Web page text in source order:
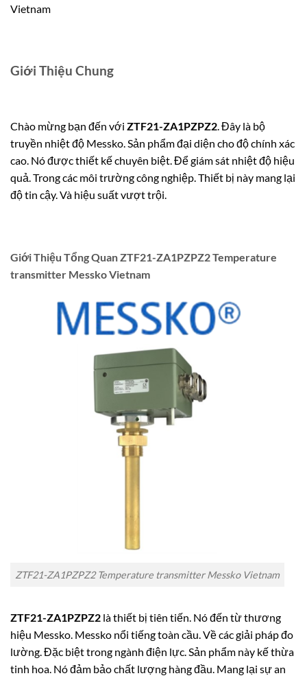
Vietnam
Giới Thiệu Chung
Chào mừng bạn đến với ZTF21-ZA1PZPZ2 . Đây là bộ
truyền nhiệt độ Messko. Sản phẩm đại diện cho độ chính xác
cao. Nó được thiết kế chuyên biệt. Để giám sát nhiệt độ hiệu
quả. Trong các môi trường công nghiệp. Thiết bị này mang lại
độ tin cậy. Và hiệu suất vượt trội.
Giới Thiệu Tổng Quan ZTF21-ZA1PZPZ2 Temperature
transmitter Messko Vietnam
ZTF21-ZA1PZPZ2 Temperature transmitter Messko Vietnam
ZTF21-ZA1PZPZ2 là thiết bị tiên tiến. Nó đến từ thương
hiệu Messko. Messko nổi tiếng toàn cầu. Về các giải pháp đo
lường. Đặc biệt trong ngành điện lực. Sản phẩm này kế thừa
tinh hoa. Nó đảm bảo chất lượng hàng đầu. Mang lại sự an